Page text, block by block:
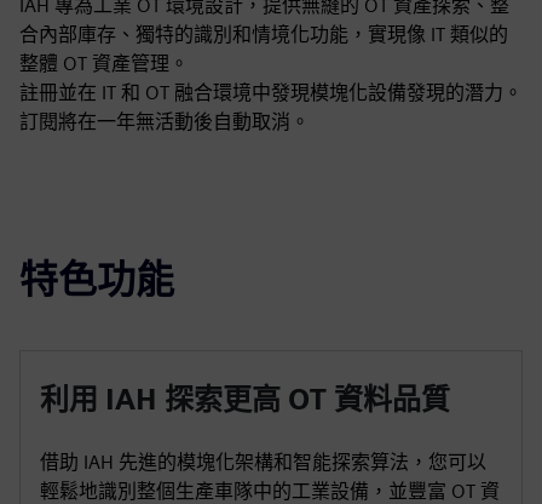
IAH 專為工業 OT 環境設計，提供無縫的 OT 資產探索、整
合內部庫存、獨特的識別和情境化功能，實現像 IT 類似的
整體 OT 資產管理。
註冊並在 IT 和 OT 融合環境中發現模塊化設備發現的潛力。
訂閱將在一年無活動後自動取消。
特色功能
利用 IAH 探索更高 OT 資料品質
借助 IAH 先進的模塊化架構和智能探索算法，您可以
輕鬆地識別整個生產車隊中的工業設備，並豐富 OT 資